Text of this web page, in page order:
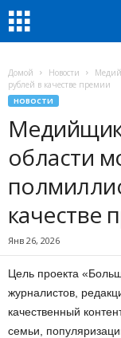
Домой Новости
рублей в качестве премии
НОВОСТИ
области
качестве
Янв 26, 2026
Цель проекта
журналистов,
качественный
семьи,